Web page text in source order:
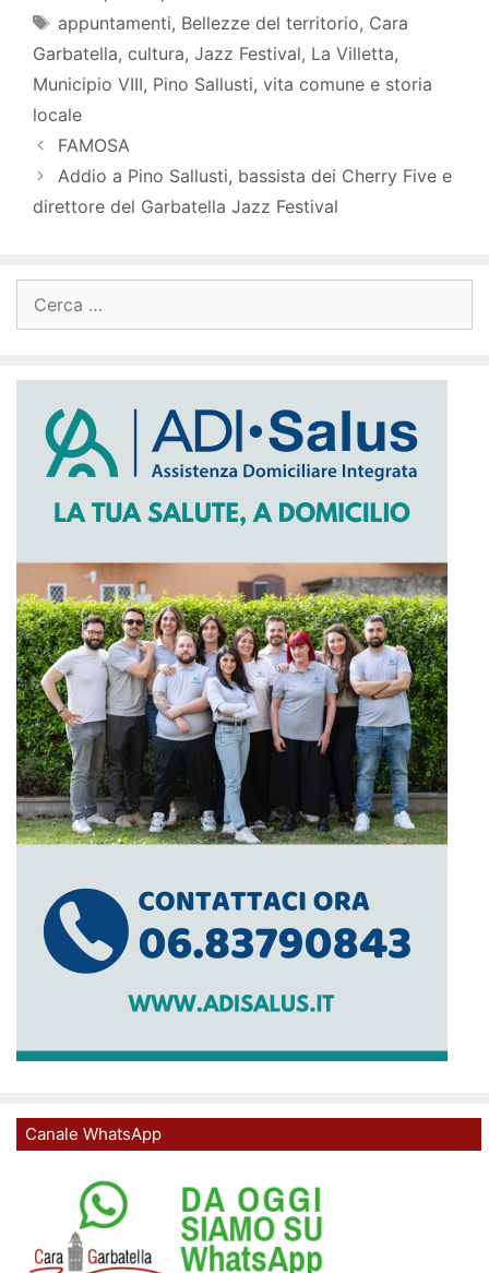
Tag
appuntamenti, Bellezze del territorio, Cara
Garbatella, cultura, Jazz Festival, La Villetta,
Municipio VIII, Pino Sallusti, vita comune e storia
locale
FAMOSA
Addio a Pino Sallusti, bassista dei Cherry Five e
direttore del Garbatella Jazz Festival
per:
Canale WhatsApp